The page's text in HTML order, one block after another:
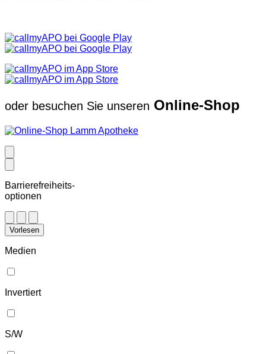
oder besuchen Sie unseren Online-Shop
Barrierefreiheits-
optionen
Vorlesen
Medien
Invertiert
S/W